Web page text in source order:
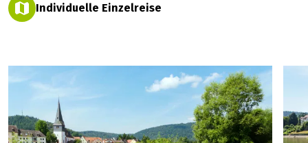
Individuelle Einzelreise